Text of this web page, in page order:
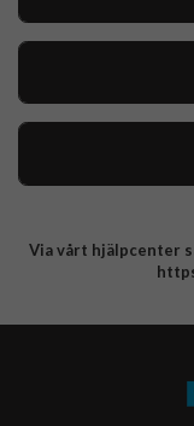
Integritetspolicy
Via vårt hjälpcenter